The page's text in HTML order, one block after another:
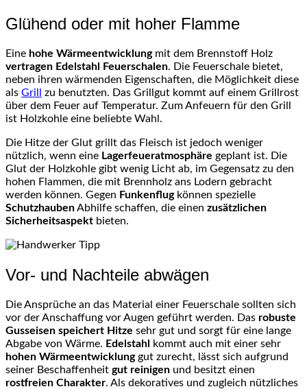
Glühend oder mit hoher Flamme
Eine hohe Wärmeentwicklungmit dem Brennstoff Holz
vertragen Edelstahl Feuerschalen. Die Feuerschale bietet,
neben ihren wärmenden Eigenschaften, die Möglichkeit diese
als Grill
zu benutzten. Das Grillgut kommt auf einem Grillrost
über dem Feuer auf Temperatur. Zum Anfeuern für den Grill
ist Holzkohle eine beliebte Wahl.
Die Hitze der Glut grillt das Fleisch ist jedoch weniger
nützlich, wenn eine Lagerfeueratmosphäre geplant ist. Die
Glut der Holzkohle gibt wenig Licht ab, im Gegensatz zu den
hohen Flammen, die mit Brennholz ans Lodern gebracht
werden können. Gegen Funkenflugkönnen spezielle
SchutzhaubenAbhilfe schaffen, die einen zusätzlichen
Sicherheitsaspekt bieten.
Vor- und Nachteile abwägen
Die Ansprüche an das Material einer Feuerschale sollten sich
vor der Anschaffung vor Augen geführt werden. Das robuste
Gusseisen speichert Hitze sehr gut und sorgt für eine lange
Abgabe von Wärme. Edelstahl kommt auch mit einer sehr
hohen Wärmeentwicklunggut zurecht, lässt sich aufgrund
seiner Beschaffenheit gut reinigen und besitzt einen
rostfreien Charakter. Als dekoratives und zugleich nützliches